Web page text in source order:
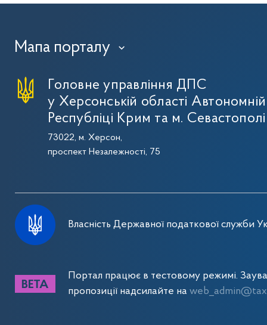
Мапа порталу ›
Головне управління ДПС
у Херсонській області Автономній
Республіці Крим та м. Севастополі
73022, м. Херсон,
проспект Незалежності, 75
Власність Державної податкової служби
Портал працює в тестовому режимі.
пропозиції надсилайте на